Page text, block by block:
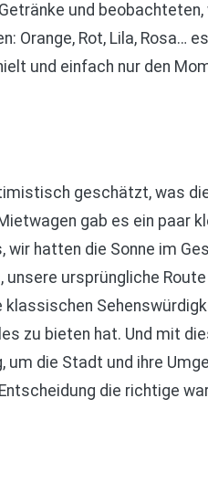
und beobachteten,
Orange, Rot, Lila, Rosa…
und einfach nur den
geschätzt, was
gab es ein paar
wir hatten die Sonne im
unsere ursprüngliche
klassischen
zu bieten hat. Und mit
um die Stadt und ihre
die richtige